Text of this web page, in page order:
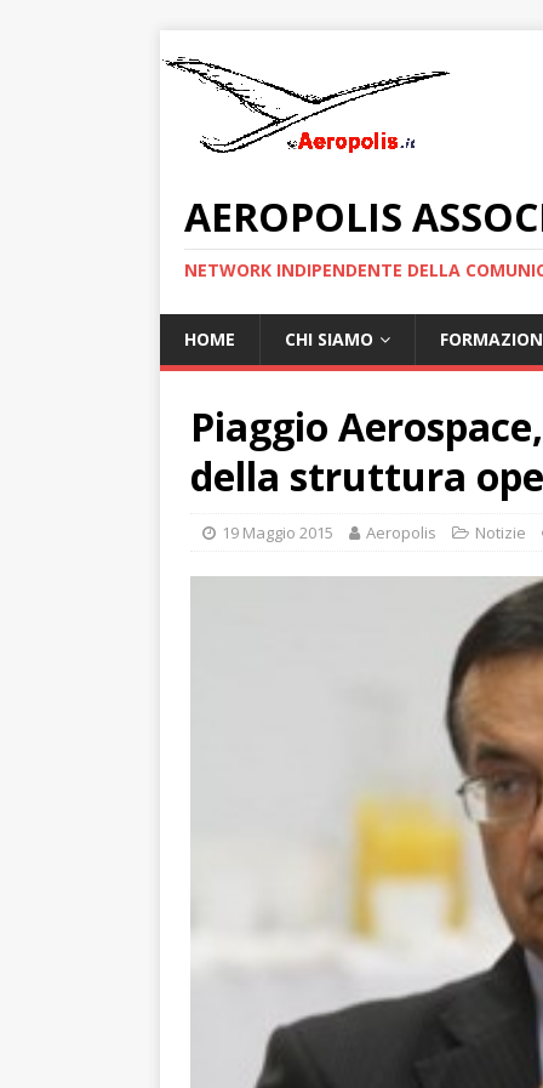
AEROPOLIS
NETWORK INDIPENDENTE DELLA
HOME CHI SIAMO
Piaggio
della struttura
19 Maggio 2015 Aeropolis Notizie